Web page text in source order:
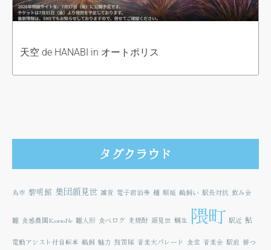
天空 de HANABI in オートポリス
タグクラウド
鳥市 黎明館 集団顔見世 雑貨 電子宿泊券 麺 順延 鵜飼い 駅長対抗 飲み会
雛 食感農園KazetoNe 雛人形 食べログ 麦焼酎 顔見世 鯛生 隈町 駅近 鮎
電動アシスト付自転車 鵜飼 魅力 鼓笛隊 音楽大パレード 食堂 音楽会 駅前 餅つ